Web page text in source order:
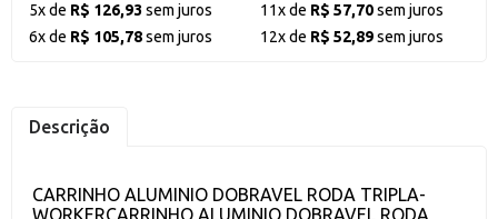
5x de R$ 126,93 sem juros
6x de R$ 105,78sem juros
11x de R$ 57,70sem juros
12x de R$ 52,89sem juros
Descrição
CARRINHO ALUMINIO DOBRAVEL RODA TRIPLA-
WORKERCARRINHO ALUMINIO DOBRAVEL RODA